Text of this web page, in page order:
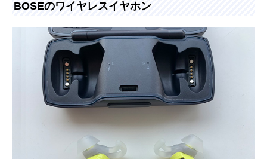
BOSEのワイヤレスイヤホン